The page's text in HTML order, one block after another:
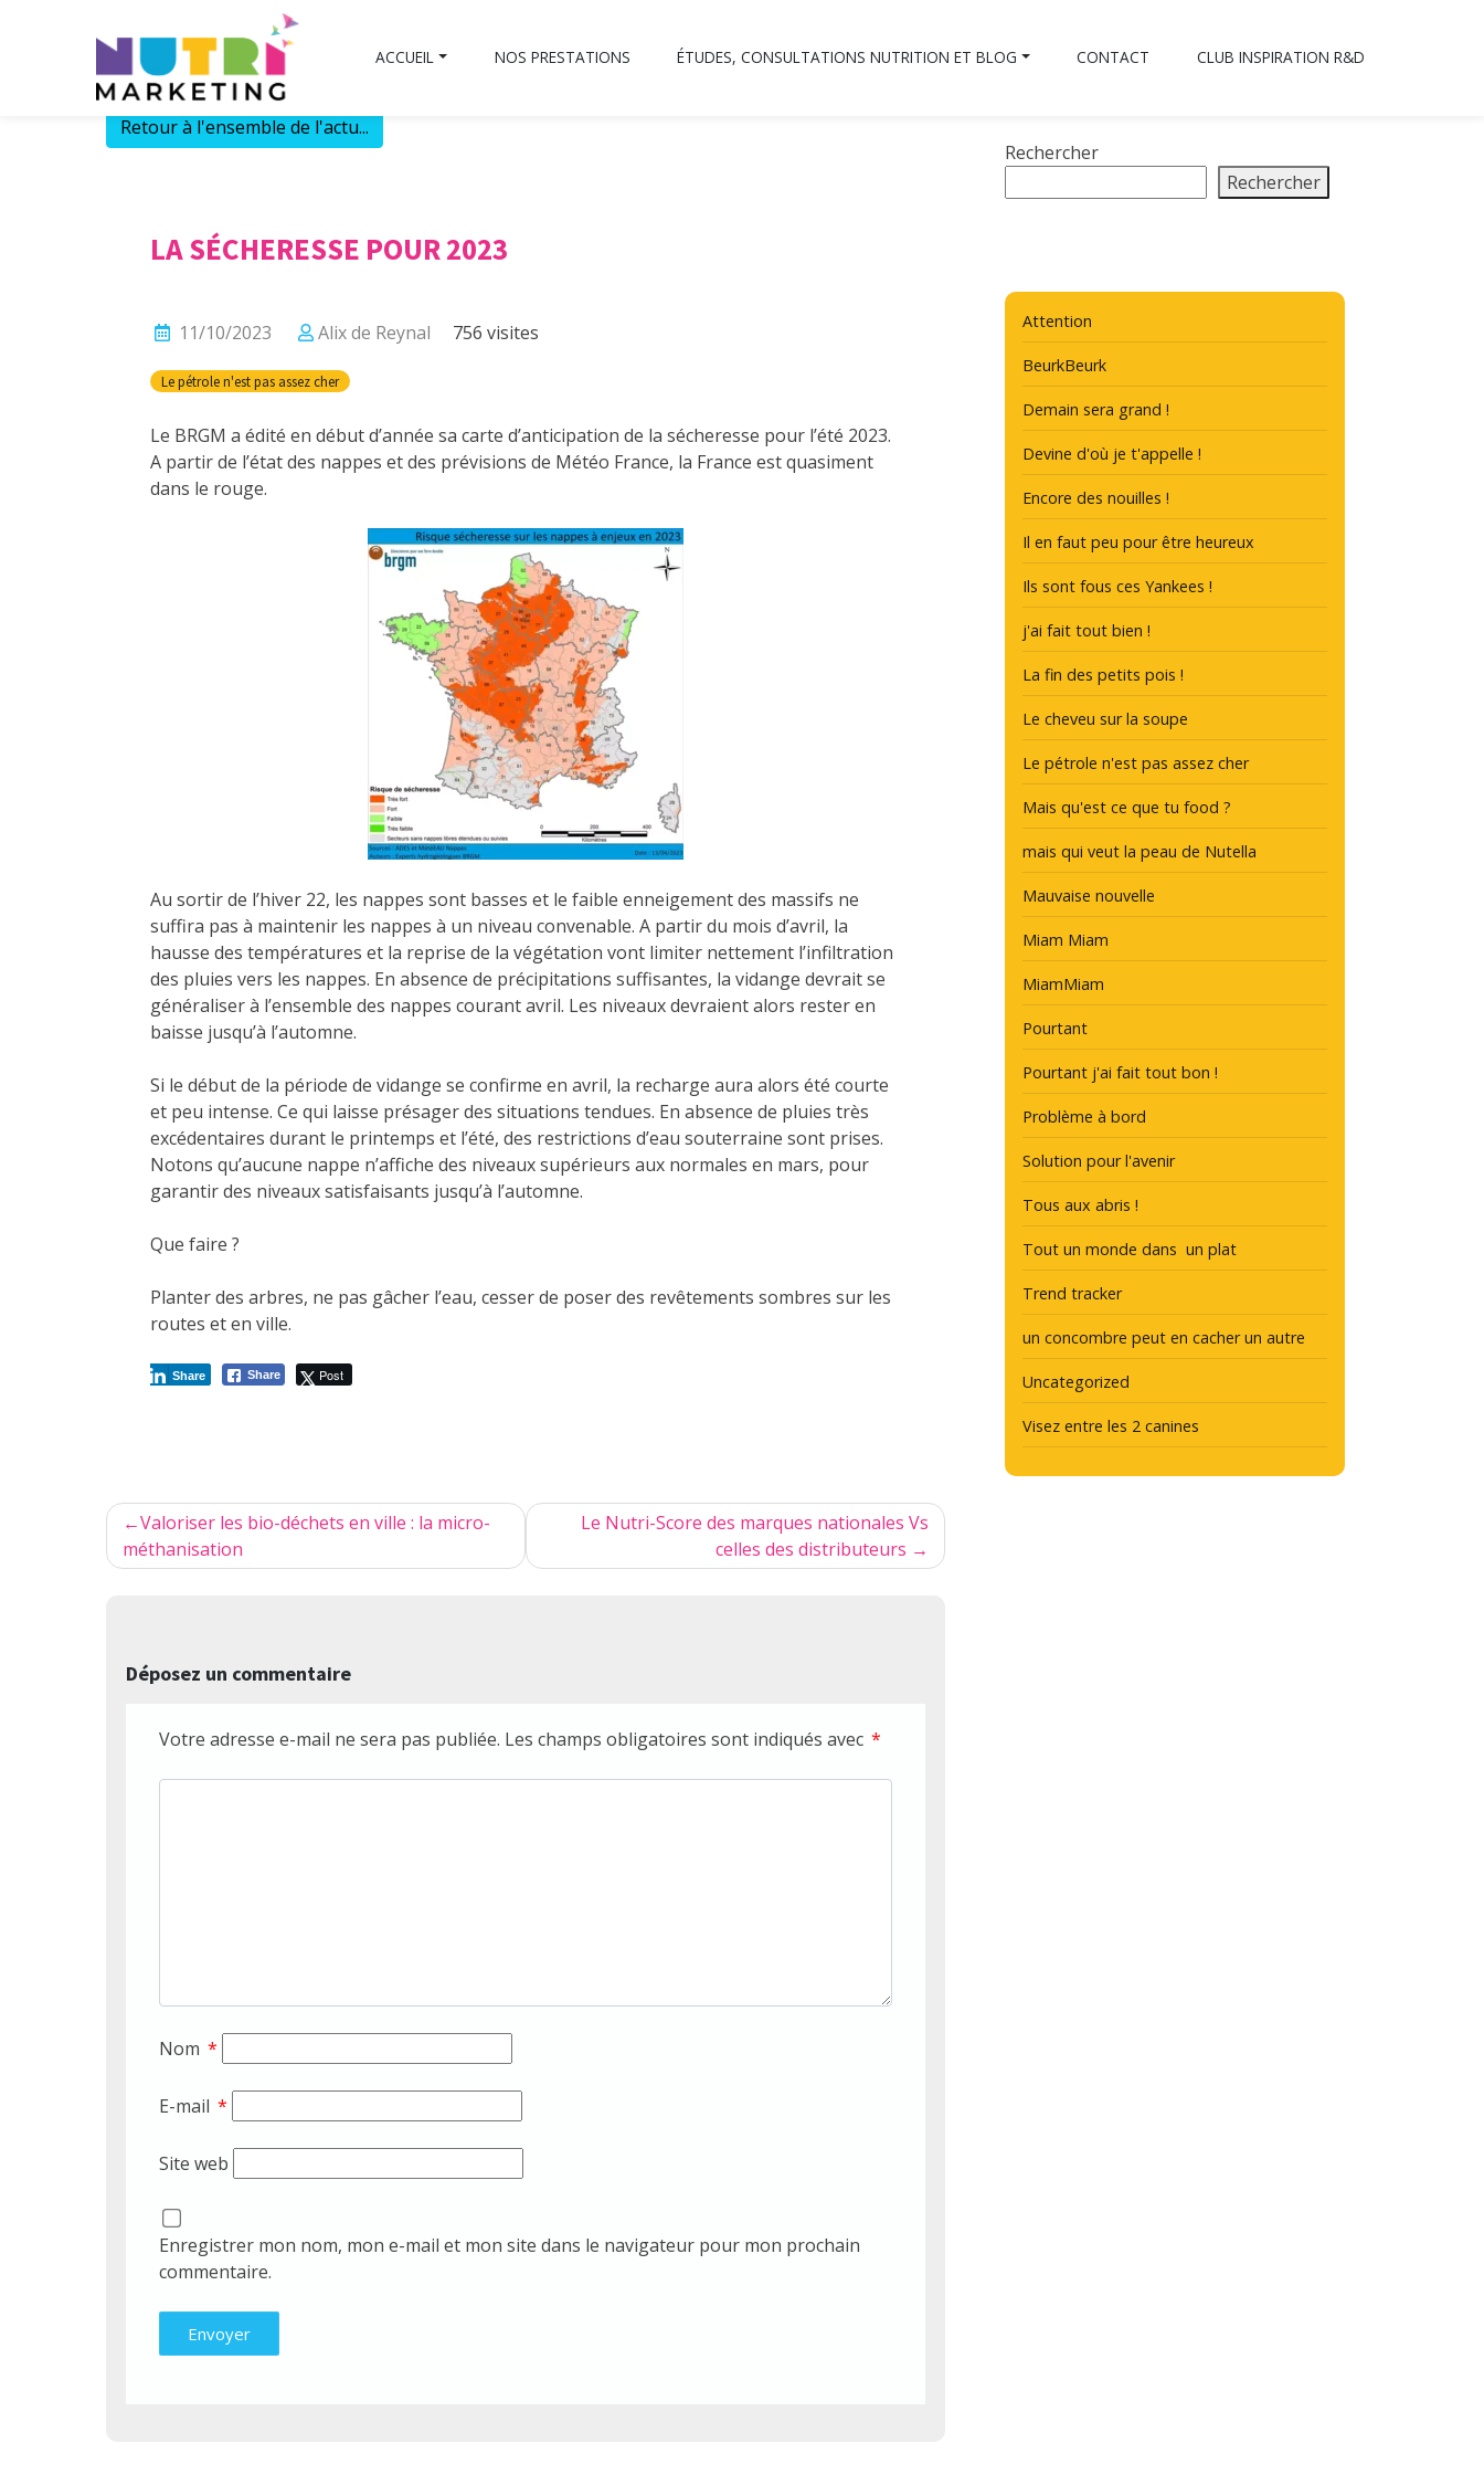
ACCUEIL NOS PRESTATIONS ÉTUDES, CONSULTATIONS NUTRITION ET BLOG CONTACT CLUB INSPIRATION R&D
Retour à l'ensemble de l'actu...
LA SÉCHERESSE POUR 2023
11/10/2023 Alix de Reynal 756 visites
Le pétrole n'est pas assez cher
Le BRGM a édité en début d’année sa carte d’anticipation de la sécheresse pour l’été 2023.
A partir de l’état des nappes et des prévisions de Météo France, la France est quasiment
dans le rouge.
Au sortir de l’hiver 22, les nappes sont basses et le faible enneigement des massifs ne
suffira pas à maintenir les nappes à un niveau convenable. A partir du mois d’avril, la
hausse des températures et la reprise de la végétation vont limiter nettement l’infiltration
des pluies vers les nappes. En absence de précipitations suffisantes, la vidange devrait se
généraliser à l’ensemble des nappes courant avril. Les niveaux devraient alors rester en
baisse jusqu’à l’automne.
Si le début de la période de vidange se confirme en avril, la recharge aura alors été courte
et peu intense. Ce qui laisse présager des situations tendues. En absence de pluies très
excédentaires durant le printemps et l’été, des restrictions d’eau souterraine sont prises.
Notons qu’aucune nappe n’affiche des niveaux supérieurs aux normales en mars, pour
garantir des niveaux satisfaisants jusqu’à l’automne.
Que faire ?
Planter des arbres, ne pas gâcher l’eau, cesser de poser des revêtements sombres sur les
routes et en ville.
Share Post
Share
Navigation
de
Valoriser les bio-déchets en ville : la micro-
méthanisation
Le Nutri-Score des marques nationales Vs
celles des distributeurs
Déposez un commentaire
Votre adresse e-mail ne sera pas publiée. Les champs obligatoires sont indiqués avec *
Nom *
E-mail *
Site web
Enregistrer mon nom, mon e-mail et mon site dans le navigateur pour mon prochain
commentaire.
Rechercher
Rechercher
Attention
BeurkBeurk
Demain sera grand !
Devine d'où je t'appelle !
Encore des nouilles !
Il en faut peu pour être heureux
Ils sont fous ces Yankees !
j'ai fait tout bien !
La fin des petits pois !
Le cheveu sur la soupe
Le pétrole n'est pas assez cher
Mais qu'est ce que tu food ?
mais qui veut la peau de Nutella
Mauvaise nouvelle
Miam Miam
MiamMiam
Pourtant
Pourtant j'ai fait tout bon !
Problème à bord
Solution pour l'avenir
Tous aux abris !
Tout un monde dans un plat
Trend tracker
un concombre peut en cacher un autre
Uncategorized
Visez entre les 2 canines